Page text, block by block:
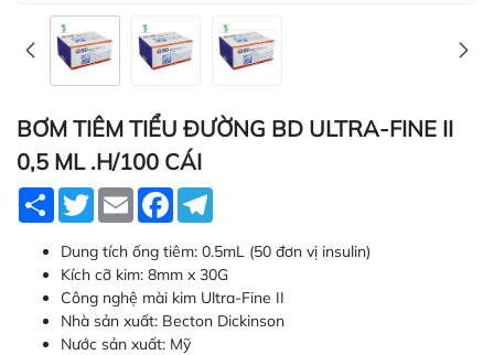
BƠM TIÊM TIỂU ĐƯỜNG BD ULTRA-FINE II
0,5 ML .H/100 CÁI
Share TwitterEmail Facebook
Dung tích ống tiêm: 0.5mL (50 đơn vị insulin)
Kích cỡ kim: 8mm x 30G
Công nghệ mài kim Ultra-Fine II
Nhà sản xuất: Becton Dickinson
Nước sản xuất: Mỹ